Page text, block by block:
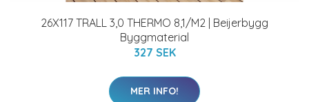
26X117 TRALL 3,0 THERMO 8,1/M2 | Beijerbygg
Byggmaterial
327 SEK
MER INFO!